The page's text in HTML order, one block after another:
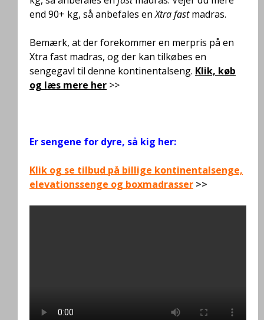
end 90+ kg, så anbefales enXtra fastmadras.
Bemærk, at der forekommer en merpris på en
Xtra fast madras, og der kan tilkøbes en
sengegavl til denne kontinentalseng. Klik, køb
og læs mere her >>
Er sengene for dyre, så kig her:
Klik og se tilbud på billige kontinentalsenge,
elevationssenge og boxmadrasser >>